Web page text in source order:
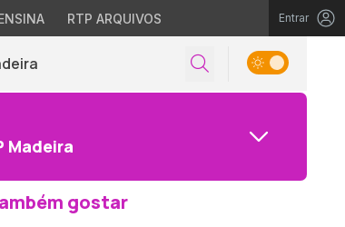
RTP ARQUIVOS Entrar
Madeira
gostar